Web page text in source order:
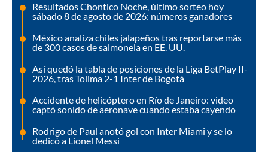
Resultados Chontico Noche, último sorteo hoy
sábado 8 de agosto de 2026: números ganadores
México analiza chiles jalapeños tras reportarse más
de 300 casos de salmonela en EE. UU.
Así quedó la tabla de posiciones de la Liga BetPlay II-
2026, tras Tolima 2-1 Inter de Bogotá
Accidente de helicóptero en Río de Janeiro: video
captó sonido de aeronave cuando estaba cayendo
Rodrigo de Paul anotó gol con Inter Miami y se lo
dedicó a Lionel Messi